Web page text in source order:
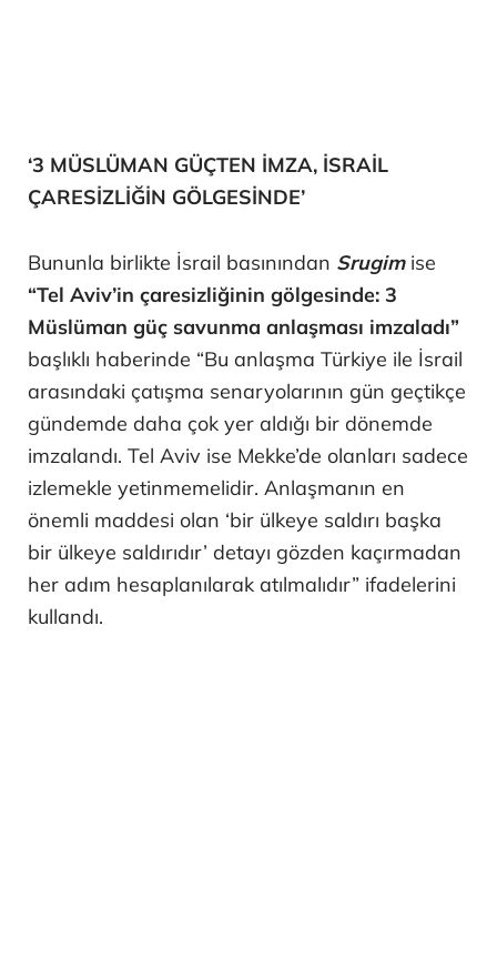
‘3 MÜSLÜMAN GÜÇTEN İMZA, İSRAİL
ÇARESİZLİĞİN GÖLGESİNDE’
Bununla birlikte İsrail basınından Srugimise
“Tel Aviv’in çaresizliğinin gölgesinde: 3
Müslüman güç savunma anlaşması imzaladı”
başlıklı haberinde “Bu anlaşma Türkiye ile İsrail
arasındaki çatışma senaryolarının gün geçtikçe
gündemde daha çok yer aldığı bir dönemde
imzalandı. Tel Aviv ise Mekke’de olanları sadece
izlemekle yetinmemelidir. Anlaşmanın en
önemli maddesi olan ‘bir ülkeye saldırı başka
bir ülkeye saldırıdır’ detayı gözden kaçırmadan
her adım hesaplanılarak atılmalıdır” ifadelerini
kullandı.